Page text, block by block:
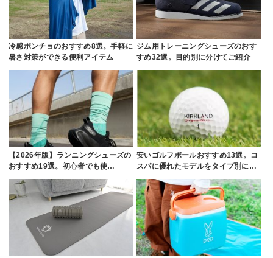
冷感ポンチョのおすすめ8選。手軽に
暑さ対策ができる便利アイテム
ジム用トレーニングシューズのおす
すめ32選。目的別に分けてご紹介
【2026年版】ランニングシューズの
おすすめ19選。初心者でも使…
安いゴルフボールおすすめ13選。コ
スパに優れたモデルをタイプ別に…